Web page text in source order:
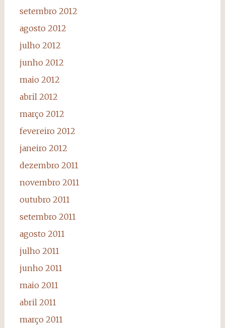
setembro 2012
agosto 2012
julho 2012
junho 2012
maio 2012
abril 2012
março 2012
fevereiro 2012
janeiro 2012
dezembro 2011
novembro 2011
outubro 2011
setembro 2011
agosto 2011
julho 2011
junho 2011
maio 2011
abril 2011
março 2011